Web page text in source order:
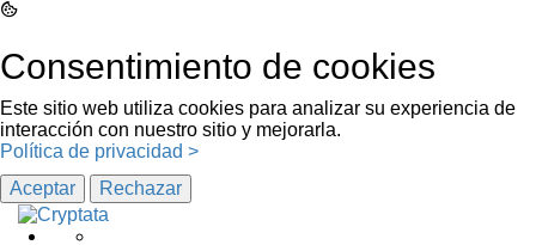
Consentimiento de cookies
Este sitio web utiliza cookies para analizar su experiencia de
interacción con nuestro sitio y mejorarla.
Política de privacidad >
Aceptar
Rechazar